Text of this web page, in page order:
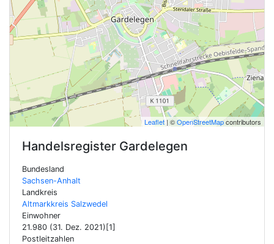
Leaflet| ©OpenStreetMapcontributors
Handelsregister Gardelegen
Bundesland
Sachsen-Anhalt
Landkreis
Altmarkkreis Salzwedel
Einwohner
21.980 (31. Dez. 2021)[1]
Postleitzahlen